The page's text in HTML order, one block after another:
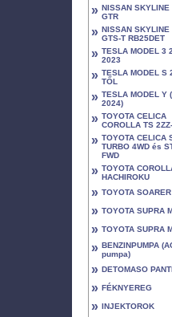
» NISSAN SKYLINE
GTR
» NISSAN SKYLINE
GTS-T RB25DET
» TESLA MODEL 3
2023
» TESLA MODEL S
TŐL
» TESLA MODEL Y
2024)
» TOYOTA CELICA
COROLLA TS
» TOYOTA CELICA
TURBO 4WD és
FWD
» TOYOTA
HACHIROKU
» TOYOTA SOARER
» TOYOTA SUPRA
» TOYOTA SUPRA
» BENZINPUMPA
pumpa)
» DETOMASO
» FÉKNYEREG
» INJEKTOROK